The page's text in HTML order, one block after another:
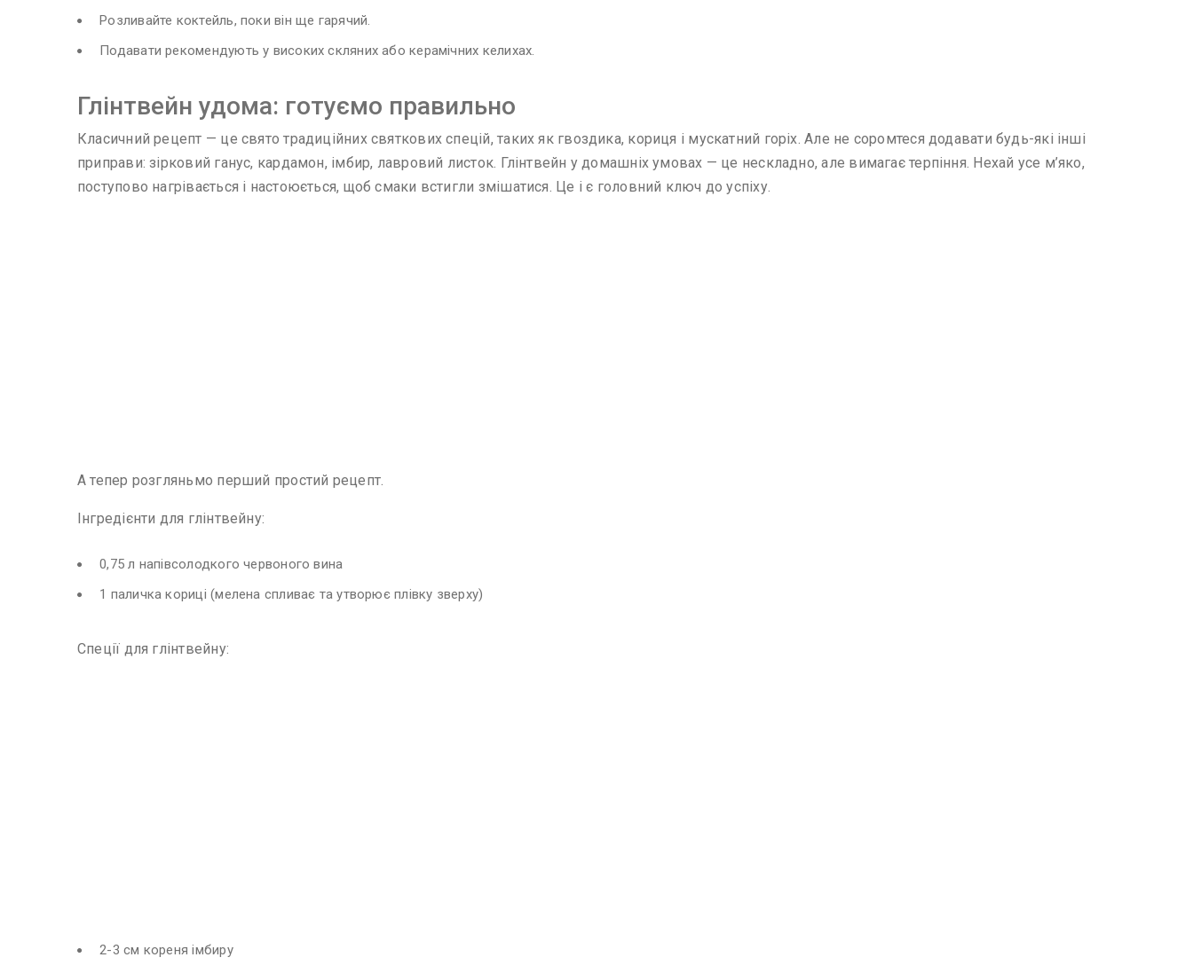
Розливайте коктейль, поки він ще гарячий.
Подавати рекомендують у високих скляних або керамічних келихах.
Глінтвейн удома: готуємо правильно
Класичний рецепт — це свято традиційних святкових спецій, таких як гвоздика, кориця і мускатний горіх. Але не соромтеся додавати будь-які інші
приправи: зірковий ганус, кардамон, імбир, лавровий листок. Глінтвейн у домашніх умовах — це нескладно, але вимагає терпіння. Нехай усе м’яко,
поступово нагрівається і настоюється, щоб смаки встигли змішатися. Це і є головний ключ до успіху.
А тепер розгляньмо перший простий рецепт.
Інгредієнти для глінтвейну:
0,75 л напівсолодкого червоного вина
1 паличка кориці (мелена спливає та утворює плівку зверху)
Спеції для глінтвейну:
2-3 см кореня імбиру